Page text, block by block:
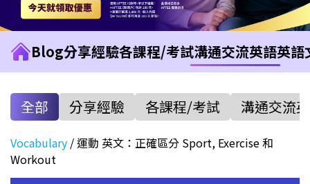
Blog分享經驗各課程/考試溝通交流英語英語
全部 分享經驗 各課程/考試 溝通交流
Vocabulary /運動 英文：正確區分 Sport, Exercise 和
Workout